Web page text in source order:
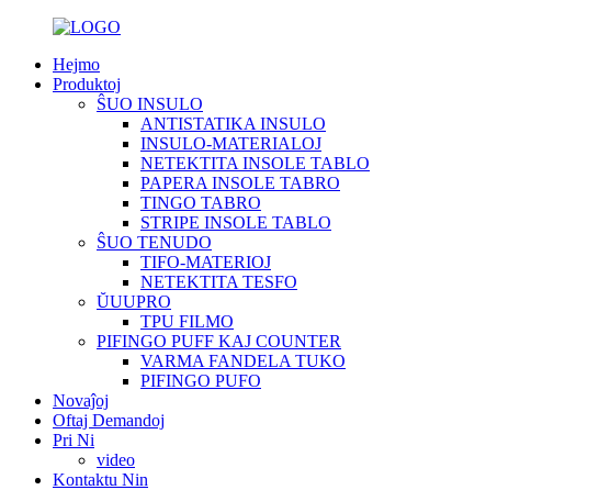
Hejmo
Produktoj
ŜUO INSULO
ANTISTATIKA INSULO
INSULO-MATERIALOJ
NETEKTITA INSOLE TABLO
PAPERA INSOLE TABRO
TINGO TABRO
STRIPE INSOLE TABLO
ŜUO TENUDO
TIFO-MATERIOJ
NETEKTITA TESFO
ŬUUPRO
TPU FILMO
PIFINGO PUFF KAJ COUNTER
VARMA FANDELA TUKO
PIFINGO PUFO
Novaĵoj
Oftaj Demandoj
Pri Ni
video
Kontaktu Nin